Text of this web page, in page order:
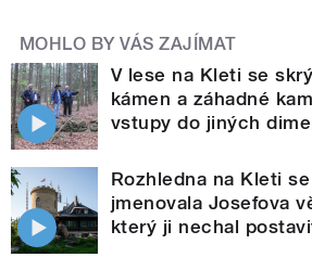
MOHLO BY VÁS ZAJÍMAT
V lese na Kleti se
kámen a záhadné
vstupy do jiných
Rozhledna na Kleti
jmenovala Josefova
který ji nechal